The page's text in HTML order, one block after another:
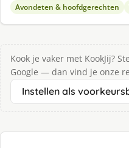
Avondeten & hoofdgerechten
Kook je vaker met KookJij?
Google — dan vind je onze
Instellen als